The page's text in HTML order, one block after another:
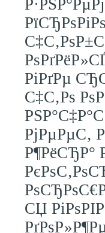
РіРґРµ
С‡С‚Рѕ
РјРµРµС‚
Р¶РёСЂР°
СЏ